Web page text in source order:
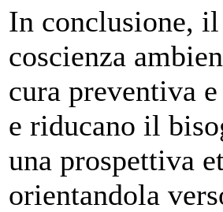
In conclusione,
coscienza
cura preventiva
e riducano il
una prospettiva
orientandola